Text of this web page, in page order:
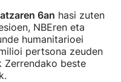
6an hasi zuten
NBEren eta
humanitarioei
pertsona zeuden
Zerrendako beste